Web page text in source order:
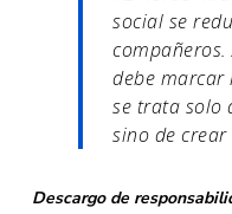
social se
compañeros.
debe marcar
se trata solo
sino de
Descargo de